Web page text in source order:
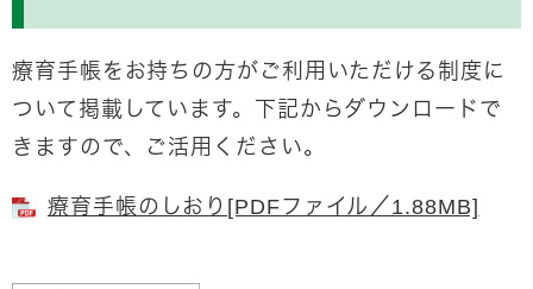
療育手帳をお持ちの方がご利用いただける制度に
ついて掲載しています。下記からダウンロードで
きますので、ご活用ください。
療育手帳のしおり[PDFファイル／1.88MB]